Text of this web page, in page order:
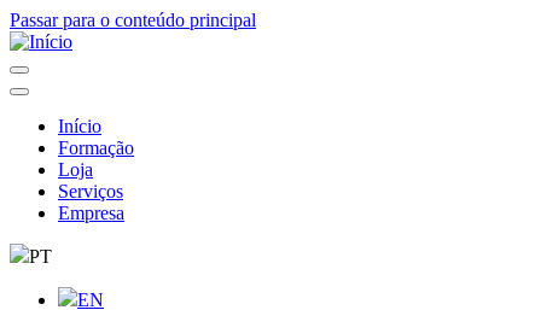
Passar para o conteúdo principal
Navegação
principal
Início
Formação
Loja
Serviços
Empresa
PT
EN